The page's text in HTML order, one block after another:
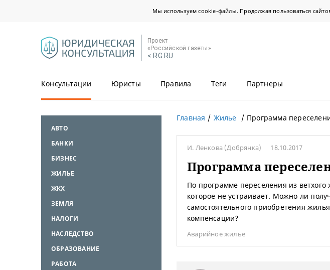
Мы используем cookie-файлы. Продолжая пользоваться
Проект
«Российской газеты»
< RG.RU
Консультации Юристы Правила Теги Партнеры
АВТО
БАНКИ
БИЗНЕС
ЖИЛЬЕ
ЖКХ
ЗЕМЛЯ
НАЛОГИ
НАСЛЕДСТВО
ОБРАЗОВАНИЕ
РАБОТА
Главная Жилье Программа
И. Ленкова (Добрянка) 18.10.2017
Программа
По программе переселения из
которое не устраивает. Можно ли
самостоятельного приобретения
компенсации?
Аварийное жилье